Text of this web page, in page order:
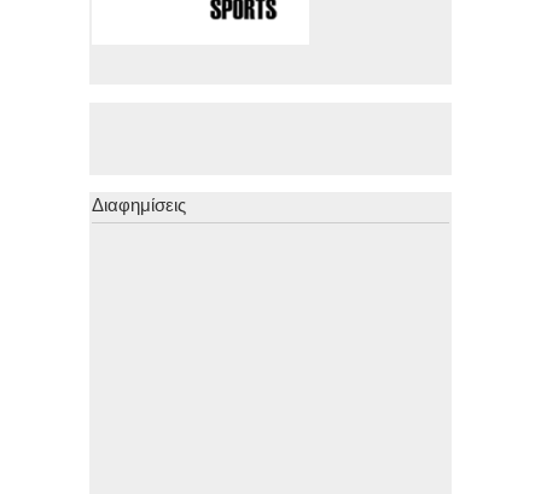
Διαφημίσεις